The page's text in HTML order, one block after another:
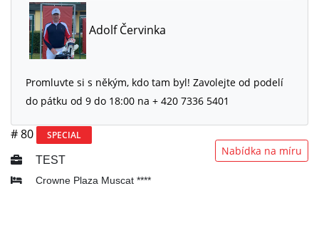
Adolf Červinka
Promluvte si s někým, kdo tam byl! Zavolejte od podelí
do pátku od 9 do 18:00 na + 420 7336 5401
# 80 SPECIAL
Nabídka na míru
TEST
Crowne Plaza Muscat ****